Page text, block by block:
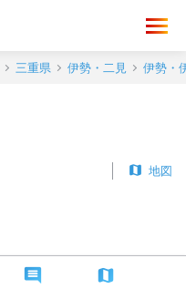
三重県 伊勢・二見 伊勢・
地図